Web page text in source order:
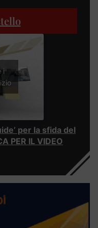
i
per la sfida del
PER IL VIDEO